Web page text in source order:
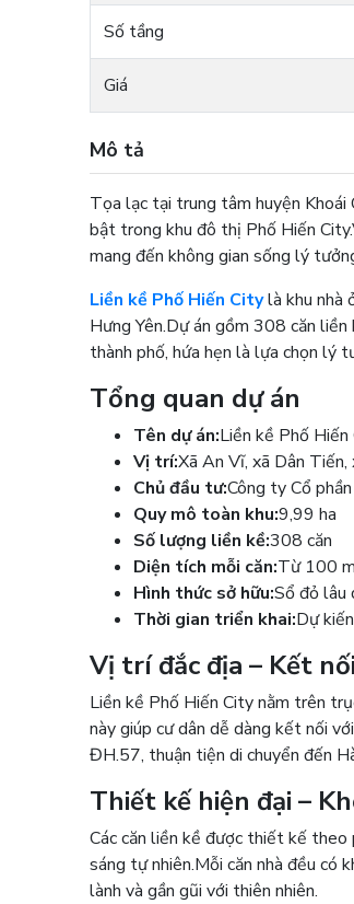
Số tầng
Giá
Mô tả
Tọa lạc tại trung tâm huyện Khoái
bật trong khu đô thị Phố Hiến City.
mang đến không gian sống lý
Liền kề Phố Hiến Citylà khu nhà
Hưng Yên.Dự án gồm 308 căn
thành phố, hứa hẹn là lựa chọn lý
Tổng quan dự án
Tên dự án:Liền kề Phố
Vị trí:Xã An Vĩ, xã Dân Tiến,
Chủ đầu tư:Công ty Cổ
Quy mô toàn khu:9,99 ha
Số lượng liền kề:308 căn
Diện tích mỗi căn:Từ 100
Hình thức sở hữu:Sổ đỏ lâu
Thời gian triển khai:Dự
Vị trí đắc địa – Kết
Liền kề Phố Hiến City nằm trên
này giúp cư dân dễ dàng kết nối
ĐH.57, thuận tiện di chuyển đến
Thiết kế hiện đại –
Các căn liền kề được thiết kế theo
sáng tự nhiên.Mỗi căn nhà đều có
lành và gần gũi với thiên nhiên.